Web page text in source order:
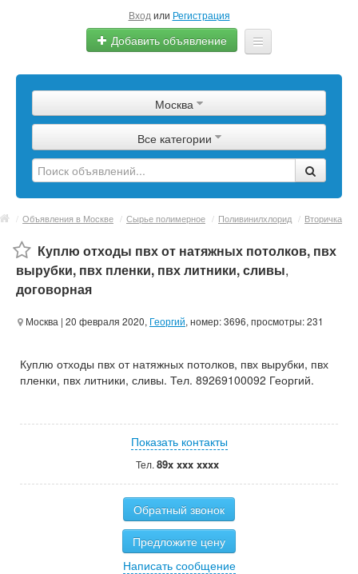
Вход или Регистрация
Добавить объявление
Сырье
Изделия
Оборудование
Услуги
Еще
Москва
Все категории
/ Объявления в Москве / Сырье полимерное / Поливинилхлорид / Вторичка
Куплю отходы пвх от натяжных потолков, пвх
вырубки, пвх пленки, пвх литники, сливы,
договорная
Москва | 20 февраля 2020, Георгий, номер: 3696, просмотры: 231
Куплю отходы пвх от натяжных потолков, пвх вырубки, пвх
пленки, пвх литники, сливы. Тел. 89269100092 Георгий.
Показать контакты
Тел. 89x xxx xxxx
Обратный звонок
Предложите цену
Написать сообщение